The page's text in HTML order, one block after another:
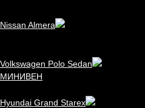
Nissan Almera
Volkswagen Polo Sedan
МИНИВЕН
Hyundai Grand Starex